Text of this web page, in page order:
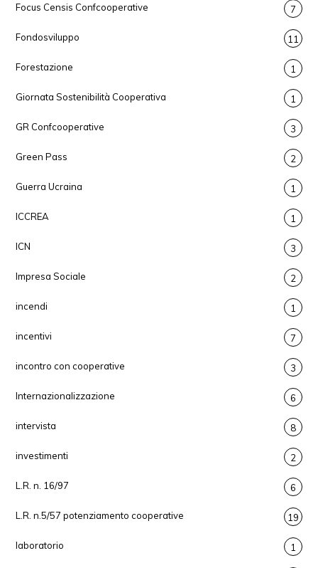
Focus Censis Confcooperative 7
Fondosviluppo 11
Forestazione 1
Giornata Sostenibilità Cooperativa 1
GR Confcooperative 3
Green Pass 2
Guerra Ucraina 1
ICCREA 1
ICN 3
Impresa Sociale 2
incendi 1
incentivi 7
incontro con cooperative 3
Internazionalizzazione 6
intervista 8
investimenti 2
L.R. n. 16/97 6
L.R. n.5/57 potenziamento cooperative 19
laboratorio 1